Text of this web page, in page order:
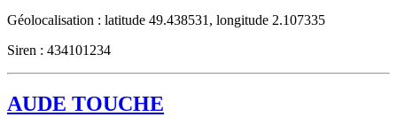
Géolocalisation : latitude 49.438531, longitude 2.107335
Siren : 434101234
AUDE TOUCHE